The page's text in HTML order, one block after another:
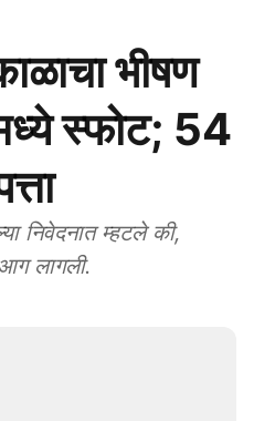
भीषण
स्फोट; 54
निवेदनात म्हटले की,
लागली.